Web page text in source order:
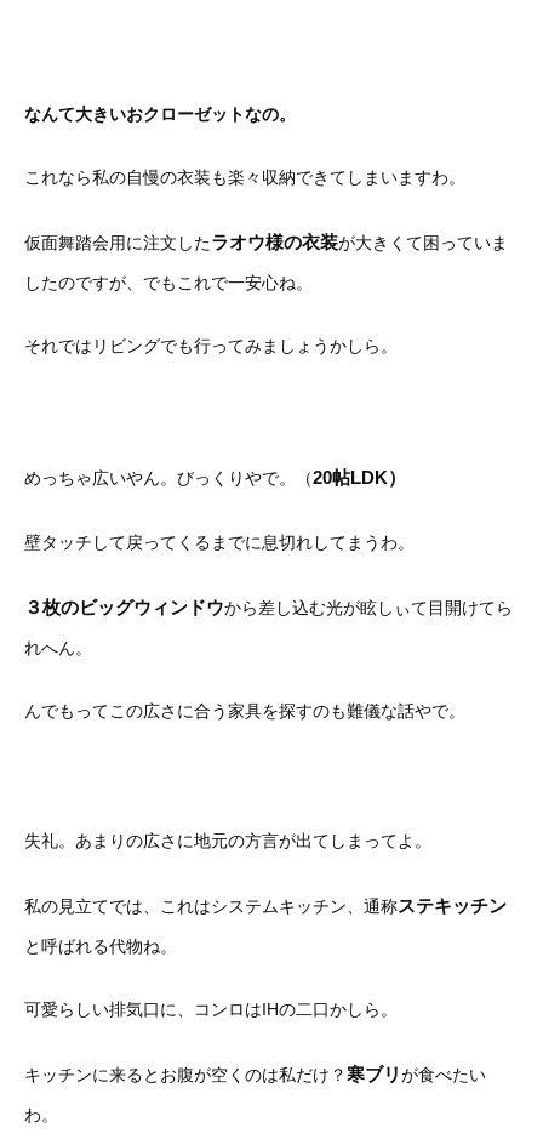
なんて大きいおクローゼットなの。
これなら私の自慢の衣装も楽々収納できてしまいますわ。
仮面舞踏会用に注文したラオウ様の衣装が大きくて困っていま
したのですが、でもこれで一安心ね。
それではリビングでも行ってみましょうかしら。
めっちゃ広いやん。びっくりやで。（20帖LDK）
壁タッチして戻ってくるまでに息切れしてまうわ。
３枚のビッグウィンドウから差し込む光が眩しぃて目開けてら
れへん。
んでもってこの広さに合う家具を探すのも難儀な話やで。
失礼。あまりの広さに地元の方言が出てしまってよ。
私の見立てでは、これはシステムキッチン、通称ステキッチン
と呼ばれる代物ね。
可愛らしい排気口に、コンロはIHの二口かしら。
キッチンに来るとお腹が空くのは私だけ？寒ブリが食べたい
わ。